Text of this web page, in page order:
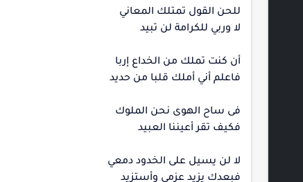
للحن القول تمتلك المعاني
لا وربي للكرامة لن تبيد
أن كنت تملك من الخداع إربا
فاعلم أني أملك قلبا من حديد
فى ساح الهوى نحن الملوك
فكيف تقر أعيننا العبيد
لا لن يسيل على الخدود دمعي
فبعدك يزيد عزمي وأستزيد